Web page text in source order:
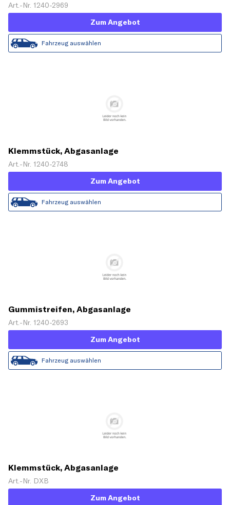
Art.-Nr. 1240-2969
Zum Angebot
Fahrzeug auswählen
Klemmstück, Abgasanlage
Art.-Nr. 1240-2748
Zum Angebot
Fahrzeug auswählen
Gummistreifen, Abgasanlage
Art.-Nr. 1240-2693
Zum Angebot
Fahrzeug auswählen
Klemmstück, Abgasanlage
Art.-Nr. DXB
Zum Angebot